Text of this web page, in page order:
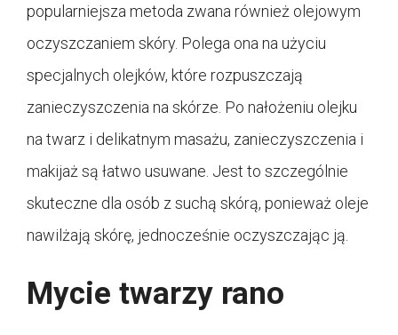
popularniejsza metoda zwana również olejowym
oczyszczaniem skóry. Polega ona na użyciu
specjalnych olejków, które rozpuszczają
zanieczyszczenia na skórze. Po nałożeniu olejku
na twarz i delikatnym masażu, zanieczyszczenia i
makijaż są łatwo usuwane. Jest to szczególnie
skuteczne dla osób z suchą skórą, ponieważ oleje
nawilżają skórę, jednocześnie oczyszczając ją.
Mycie twarzy rano